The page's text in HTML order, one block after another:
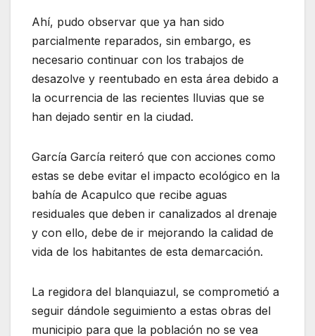
Ahí, pudo observar que ya han sido
parcialmente reparados, sin embargo, es
necesario continuar con los trabajos de
desazolve y reentubado en esta área debido a
la ocurrencia de las recientes lluvias que se
han dejado sentir en la ciudad.
García García reiteró que con acciones como
estas se debe evitar el impacto ecológico en la
bahía de Acapulco que recibe aguas
residuales que deben ir canalizados al drenaje
y con ello, debe de ir mejorando la calidad de
vida de los habitantes de esta demarcación.
La regidora del blanquiazul, se comprometió a
seguir dándole seguimiento a estas obras del
municipio para que la población no se vea